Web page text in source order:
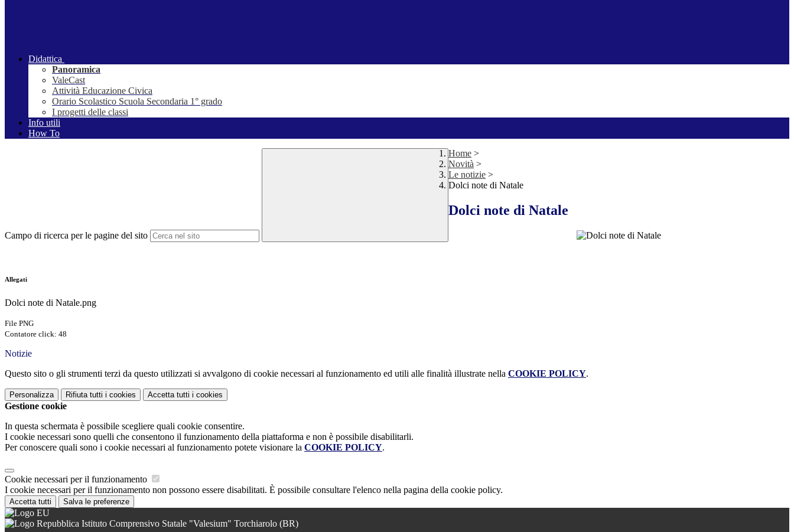
Didattica
Panoramica
ValeCast
Attività Educazione Civica
Orario Scolastico Scuola Secondaria 1° grado
I progetti delle classi
Info utili
How To
Campo di ricerca per le pagine del sito
Home >
Novità >
Le notizie >
Dolci note di Natale
Dolci note di Natale
Allegati
Dolci note di Natale.png
File PNG
Contatore click: 48
Notizie
Questo sito o gli strumenti terzi da questo utilizzati si avvalgono di cookie necessari al funzionamento ed utili alle finalità illustrate nella COOKIE POLICY.
Personalizza Rifiuta tutti i cookies Accetta tutti i cookies
Gestione cookie
In questa schermata è possibile scegliere quali cookie consentire.
I cookie necessari sono quelli che consentono il funzionamento della piattaforma e non è possibile disabilitarli.
Per conoscere quali sono i cookie necessari al funzionamento potete visionare la COOKIE POLICY.
Cookie necessari per il funzionamento
I cookie necessari per il funzionamento non possono essere disabilitati. È possibile consultare l'elenco nella pagina della cookie policy.
Accetta tutti Salva le preferenze
Istituto Comprensivo Statale "Valesium" Torchiarolo (BR)